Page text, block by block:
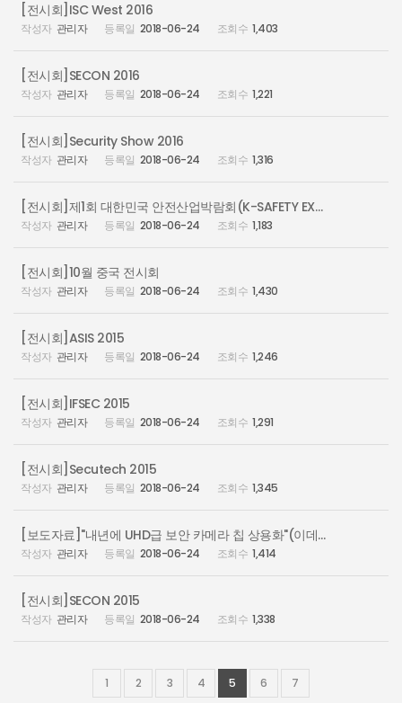
[전시회]ISC West 2016
관리자 2018-06-24 1,403
[전시회]SECON 2016
관리자 2018-06-24 1,221
[전시회]Security Show 2016
관리자 2018-06-24 1,316
[전시회]제1회 대한민국 안전산업박람회(K-SAFETY EXPO 2015)
관리자 2018-06-24 1,183
[전시회]10월 중국 전시회
관리자 2018-06-24 1,430
[전시회]ASIS 2015
관리자 2018-06-24 1,246
[전시회]IFSEC 2015
관리자 2018-06-24 1,291
[전시회]Secutech 2015
관리자 2018-06-24 1,345
[보도자료]"내년에 UHD급 보안 카메라 칩 상용화"(이데일리)
관리자 2018-06-24 1,414
[전시회]SECON 2015
관리자 2018-06-24 1,338
1 2 3 4 5 6 7